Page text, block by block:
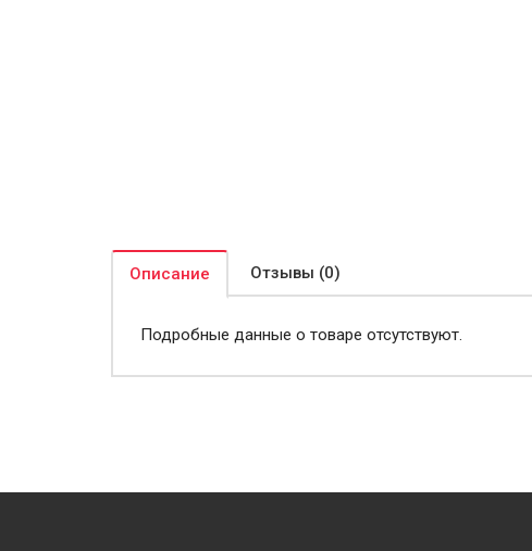
Описание Отзывы (0)
Подробные данные о товаре отсутствуют.